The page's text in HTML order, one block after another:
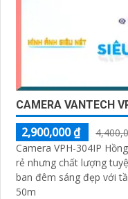
CAMERA VANTECH
2,900,000 ₫
Camera VPH-304IP
rẻ nhưng chất lượng tuyệt vời. Camera này có
ban đêm sáng đẹp với
50m